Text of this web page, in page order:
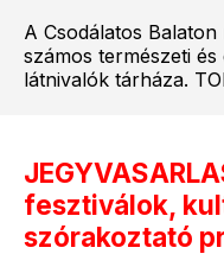
A Csodálatos
számos természeti
látnivalók tárháza.
fesztiválok,
szórakoztató